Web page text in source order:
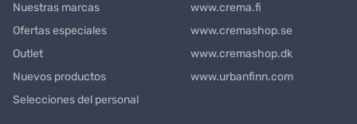
Nuestras marcas
Ofertas especiales
Outlet
Nuevos productos
Selecciones del personal
www.crema.fi
www.cremashop.se
www.cremashop.dk
www.urbanfinn.com